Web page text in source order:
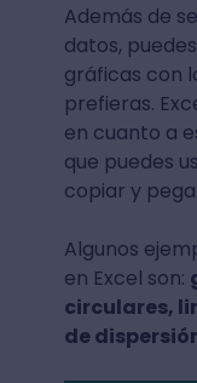
Además de
datos,
gráficas con
prefieras.
en cuanto a
que puedes
copiar y
Algunos
en Excel son:
circulares,
de